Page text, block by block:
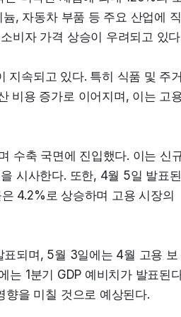
, 자동차 부품 등 주요 산업에 직
비자 가격 상승이 우려되고 있
지속되고 있다. 특히 식품 및 주거
비용 증가로 이어지며, 이는 고
수축 국면에 진입했다. 이는 신
시사한다. 또한, 4월 5일 발표된
4.2%로 상승하며 고용 시장의
표되며, 5월 3일에는 4월 고용 보
는 1분기 GDP 예비치가 발표된
향을 미칠 것으로 예상된다.